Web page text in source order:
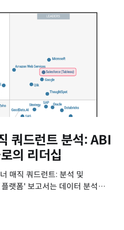
쿼드런트 분석: ABI
의 리더십
매직 쿼드런트: 분석 및
랫폼' 보고서는 데이터 분석
의 변화 흐름과 세일즈포스